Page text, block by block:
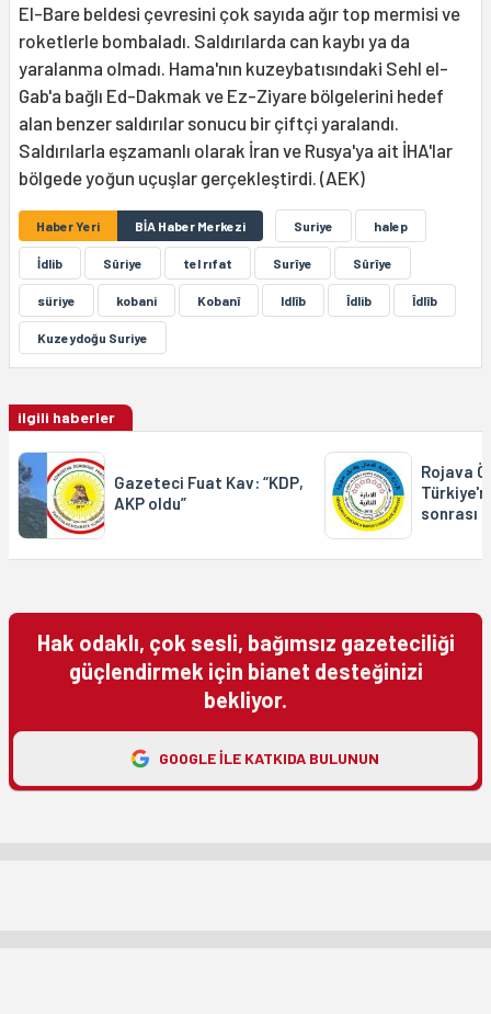
El-Bare beldesi çevresini çok sayıda ağır top mermisi ve
roketlerle bombaladı. Saldırılarda can kaybı ya da
yaralanma olmadı. Hama'nın kuzeybatısındaki Sehl el-
Gab'a bağlı Ed-Dakmak ve Ez-Ziyare bölgelerini hedef
alan benzer saldırılar sonucu bir çiftçi yaralandı.
Saldırılarla eşzamanlı olarak İran ve Rusya'ya ait İHA'lar
bölgede yoğun uçuşlar gerçekleştirdi. (AEK)
Haber Yeri BİA Haber Merkezi Suriye halep
İdlib Sûriye tel rıfat Surîye Sûrîye
süriye kobani Kobanî Idlîb Îdlib Îdlîb
Kuzeydoğu Suriye
ilgili haberler
Gazeteci Fuat Kav: “KDP,
AKP oldu”
Rojava
sonrası
Hak odaklı, çok sesli, bağımsız gazeteciliği
güçlendirmek için bianet desteğinizi
bekliyor.
GOOGLE ILE KATKIDA BULUNUN